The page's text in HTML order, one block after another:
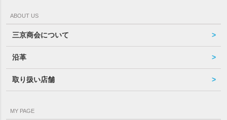
ABOUT US
三京商会について
沿革
取り扱い店舗
MY PAGE